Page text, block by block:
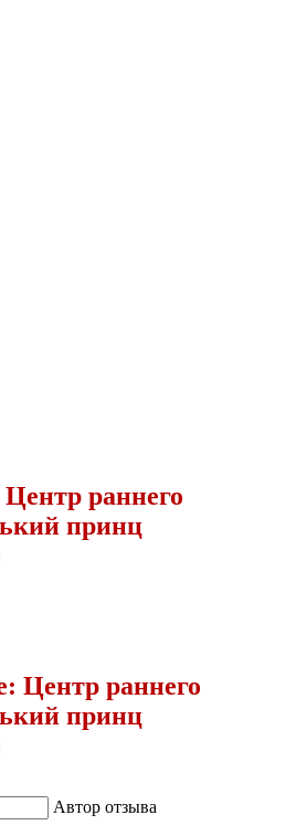
Центр раннего
принц
Центр раннего
принц
Автор отзыва